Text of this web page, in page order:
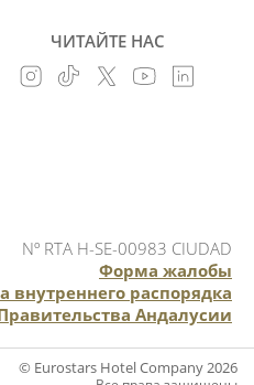
ЧИТАЙТЕ НАС
Nº RTA H-SE-00983 CIUDAD
Форма жалобы
внутреннего распорядка
Андалусии
© Eurostars Hotel Company 2026